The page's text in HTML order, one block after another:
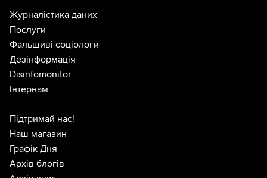
Журналістика даних
Послуги
Фальшиві соціологи
Дезінформація
Disinfomonitor
Інтернам
Підтримай нас!
Наш магазин
Графік Дня
Архів блогів